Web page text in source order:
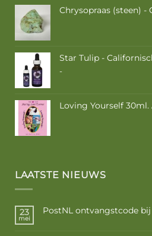
tot
€ 17,50
Chrysopraas (steen) -
Star Tulip -
-Prijsklasse:
€ 17,50
Loving Yourself 30ml.
LAATSTE NIEUWS
23
mei
PostNL ontvangstcode